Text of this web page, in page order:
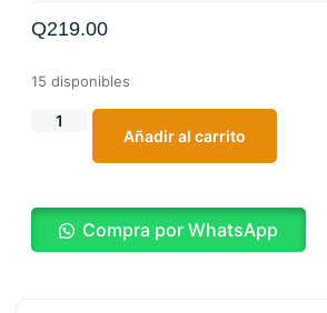
Q219.00
15 disponibles
Añadir al carrito
Compra por WhatsApp